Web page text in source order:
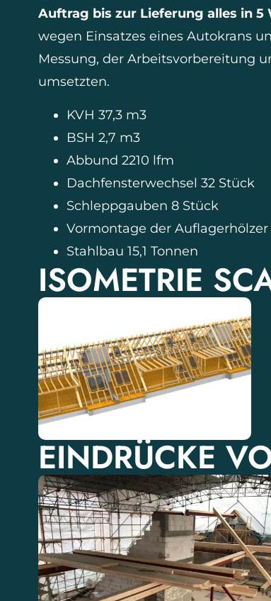
Auftrag bis zur Lieferung alles in
wegen Einsatzes eines Autokrans
Messung, der Arbeitsvorbereitung
umsetzten.
KVH 37,3 m3
BSH 2,7 m3
Abbund 2210 lfm
Dachfensterwechsel 32 Stück
Schleppgauben 8 Stück
Vormontage der Auflagerhölzer
Stahlbau 15,1 Tonnen
ISOMETRIE
EINDRÜCKE